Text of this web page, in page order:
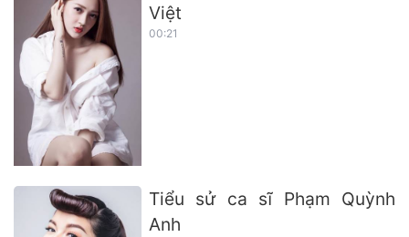
Việt
00:21
Tiểu sử ca sĩ Phạm Quỳnh
Anh